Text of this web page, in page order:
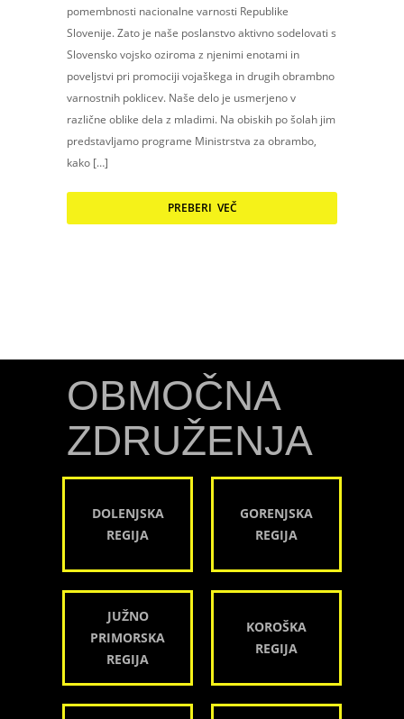
pomembnosti nacionalne varnosti Republike
Slovenije. Zato je naše poslanstvo aktivno sodelovati s
Slovensko vojsko oziroma z njenimi enotami in
poveljstvi pri promociji vojaškega in drugih obrambno
varnostnih poklicev. Naše delo je usmerjeno v
različne oblike dela z mladimi. Na obiskih po šolah jim
predstavljamo programe Ministrstva za obrambo,
kako […]
PREBERI VEČ
OBMOČNA
ZDRUŽENJA
DOLENJSKA
REGIJA
GORENJSKA
REGIJA
JUŽNO
PRIMORSKA
REGIJA
KOROŠKA
REGIJA